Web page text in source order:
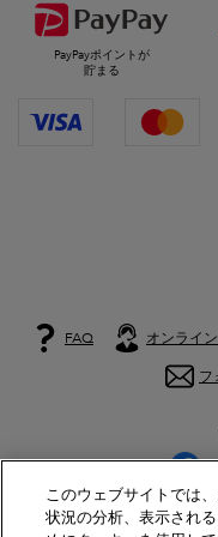
PayPayポイントが
貯まる
FAQ オンライ
フ
このウェブサイトでは
状況の分析、表示され